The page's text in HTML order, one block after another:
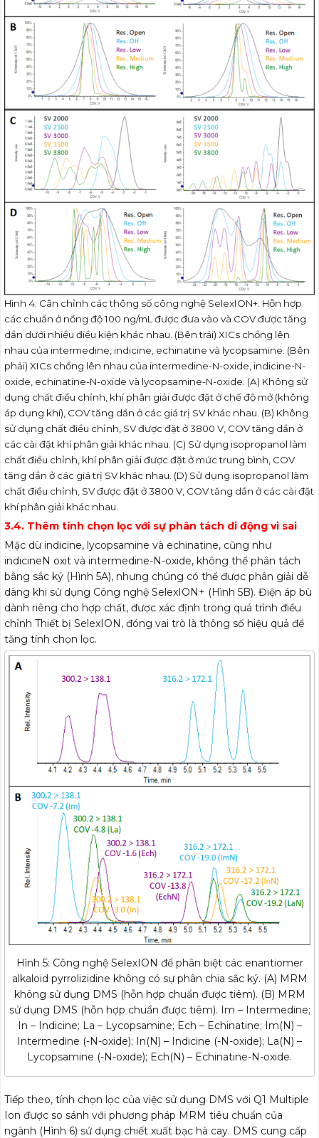
Hình 4: Cân chỉnh các thông số công nghệ SelexION+. Hỗn hợp
các chuẩn ở nồng độ 100 ng/mL được đưa vào và COV được tăng
dần dưới nhiều điều kiện khác nhau. (Bên trái) XICs chồng lên
nhau của intermedine, indicine, echinatine và lycopsamine. (Bên
phải) XICs chồng lên nhau của intermedine-N-oxide, indicine-N-
oxide, echinatine-N-oxide và lycopsamine-N-oxide. (A) Không sử
dụng chất điều chỉnh, khí phân giải được đặt ở chế độ mở (không
áp dụng khí), COV tăng dần ở các giá trị SV khác nhau. (B) Không
sử dụng chất điều chỉnh, SV được đặt ở 3800 V, COV tăng dần ở
các cài đặt khí phân giải khác nhau. (C) Sử dụng isopropanol làm
chất điều chỉnh, khí phân giải được đặt ở mức trung bình, COV
tăng dần ở các giá trị SV khác nhau. (D) Sử dụng isopropanol làm
chất điều chỉnh, SV được đặt ở 3800 V, COV tăng dần ở các cài đặt
khí phân giải khác nhau.
3.4. Thêm tính chọn lọc với sự phân tách di động vi sai
Mặc dù indicine, lycopsamine và echinatine, cũng như
indicineN oxit và intermedine-N-oxide, không thể phân tách
bằng sắc ký (Hình 5A), nhưng chúng có thể được phân giải dễ
dàng khi sử dụng Công nghệ SelexION+ (Hình 5B). Điện áp bù
dành riêng cho hợp chất, được xác định trong quá trình điều
chỉnh Thiết bị SelexION, đóng vai trò là thông số hiệu quả để
tăng tính chọn lọc.
Hình 5: Công nghệ SelexION để phân biệt các enantiomer
alkaloid pyrrolizidine không có sự phân chia sắc ký. (A) MRM
không sử dụng DMS (hỗn hợp chuẩn được tiêm). (B) MRM
sử dụng DMS (hỗn hợp chuẩn được tiêm). Im – Intermedine;
In – Indicine; La – Lycopsamine; Ech – Echinatine; Im(N) –
Intermedine (-N-oxide); In(N) – Indicine (-N-oxide); La(N) –
Lycopsamine (-N-oxide); Ech(N) – Echinatine-N-oxide.
Tiếp theo, tính chọn lọc của việc sử dụng DMS với Q1 Multiple
Ion được so sánh với phương pháp MRM tiêu chuẩn của
ngành (Hình 6) sử dụng chiết xuất bạc hà cay. DMS cung cấp